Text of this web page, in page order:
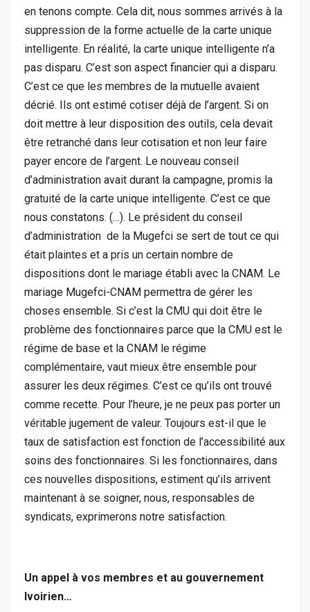
en tenons compte. Cela dit, nous sommes arrivés à la
suppression de la forme actuelle de la carte unique
intelligente. En réalité, la carte unique intelligente n’a
pas disparu. C’est son aspect financier qui a disparu.
C’est ce que les membres de la mutuelle avaient
décrié. Ils ont estimé cotiser déjà de l’argent. Si on
doit mettre à leur disposition des outils, cela devait
être retranché dans leur cotisation et non leur faire
payer encore de l’argent. Le nouveau conseil
d’administration avait durant la campagne, promis la
gratuité de la carte unique intelligente. C’est ce que
nous constatons. (…). Le président du conseil
d’administration de la Mugefci se sert de tout ce qui
était plaintes et a pris un certain nombre de
dispositions dont le mariage établi avec la CNAM. Le
mariage Mugefci-CNAM permettra de gérer les
choses ensemble. Si c’est la CMU qui doit être le
problème des fonctionnaires parce que la CMU est le
régime de base et la CNAM le régime
complémentaire, vaut mieux être ensemble pour
assurer les deux régimes. C’est ce qu’ils ont trouvé
comme recette. Pour l’heure, je ne peux pas porter un
véritable jugement de valeur. Toujours est-il que le
taux de satisfaction est fonction de l’accessibilité aux
soins des fonctionnaires. Si les fonctionnaires, dans
ces nouvelles dispositions, estiment qu’ils arrivent
maintenant à se soigner, nous, responsables de
syndicats, exprimerons notre satisfaction.
Un appel à vos membres et au gouvernement
Ivoirien…